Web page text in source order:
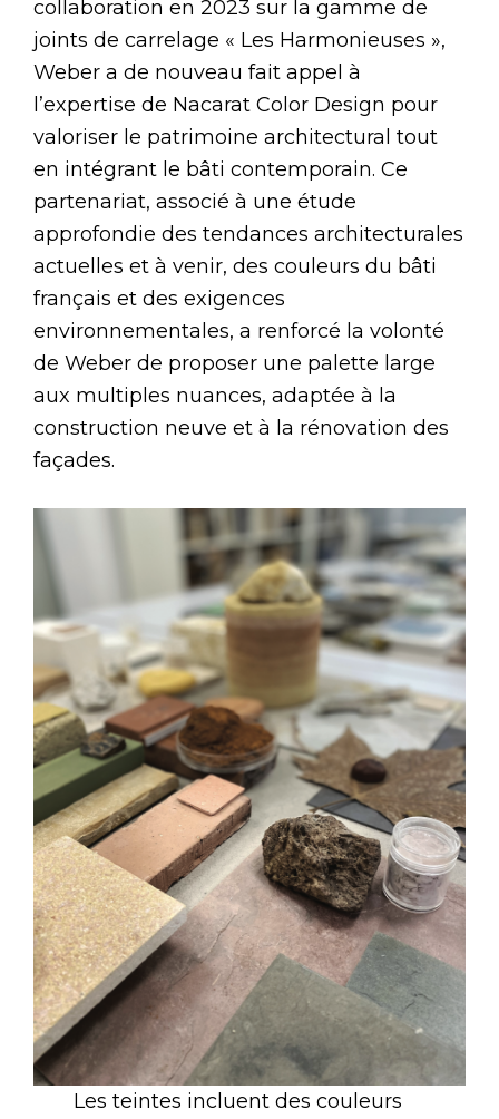
collaboration en 2023 sur la gamme de
joints de carrelage « Les Harmonieuses »,
Weber a de nouveau fait appel à
l’expertise de Nacarat Color Design pour
valoriser le patrimoine architectural tout
en intégrant le bâti contemporain. Ce
partenariat, associé à une étude
approfondie des tendances architecturales
actuelles et à venir, des couleurs du bâti
français et des exigences
environnementales, a renforcé la volonté
de Weber de proposer une palette large
aux multiples nuances, adaptée à la
construction neuve et à la rénovation des
façades.
Les teintes incluent des couleurs